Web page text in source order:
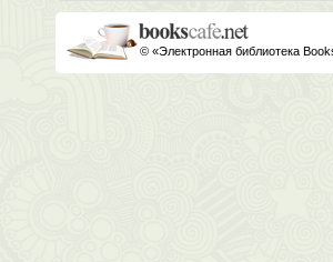
© «Электронная библиотека